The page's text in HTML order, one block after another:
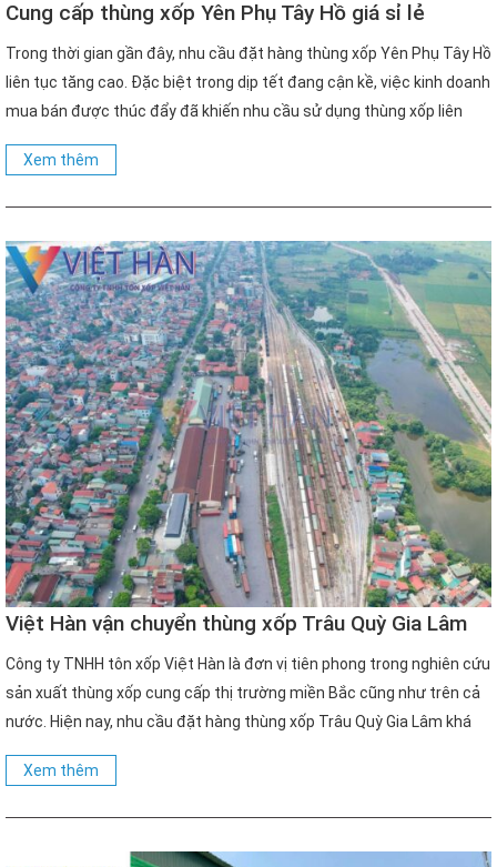
Cung cấp thùng xốp Yên Phụ Tây Hồ giá sỉ lẻ
Trong thời gian gần đây, nhu cầu đặt hàng thùng xốp Yên Phụ Tây Hồ
liên tục tăng cao. Đặc biệt trong dịp tết đang cận kề, việc kinh doanh
mua bán được thúc đẩy đã khiến nhu cầu sử dụng thùng xốp liên
Xem thêm
Việt Hàn vận chuyển thùng xốp Trâu Quỳ Gia Lâm
đến tận nơi
Công ty TNHH tôn xốp Việt Hàn là đơn vị tiên phong trong nghiên cứu
sản xuất thùng xốp cung cấp thị trường miền Bắc cũng như trên cả
nước. Hiện nay, nhu cầu đặt hàng thùng xốp Trâu Quỳ Gia Lâm khá
Xem thêm